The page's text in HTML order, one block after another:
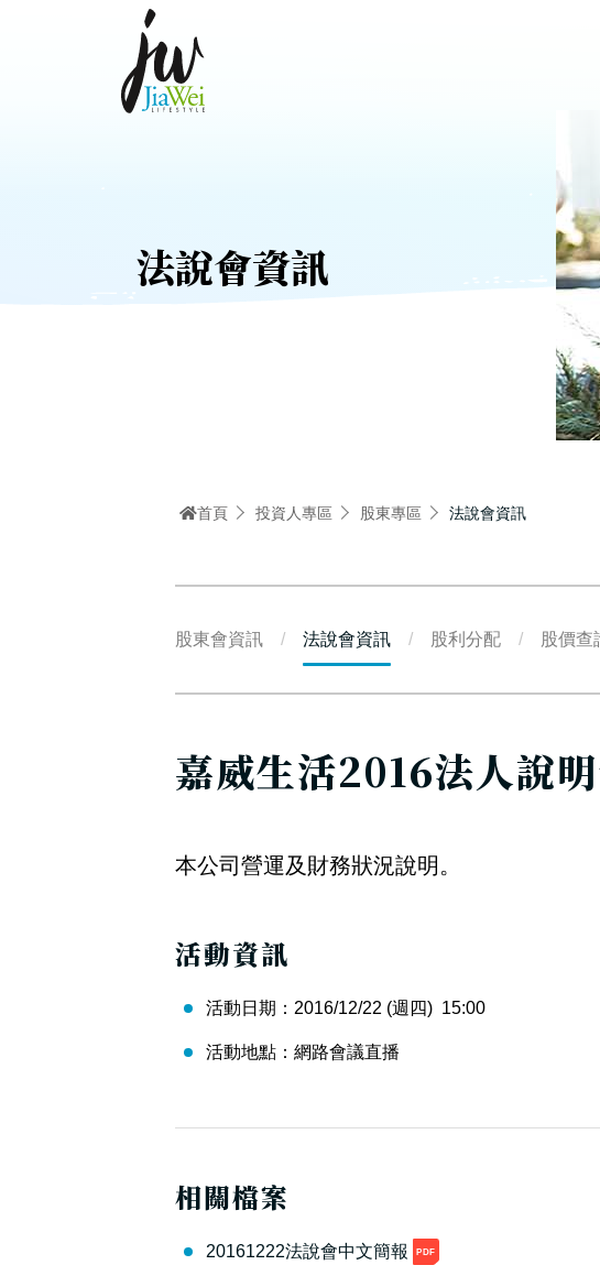
法說會資訊
首頁 投資人專區 股東專區 法說會資訊
股東會資訊 法說會資訊 股利分配 股價查
嘉威生活2016法人說
本公司營運及財務狀況說明。
活動資訊
活動日期： 2016/12/22 (週四) 15:00
活動地點： 網路會議直播
相關檔案
20161222法說會中文簡報